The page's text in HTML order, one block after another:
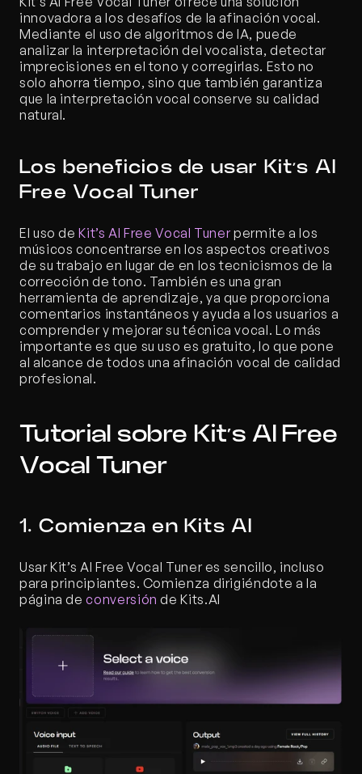
innovadora a los desafíos de la afinación vocal.
Mediante el uso de algoritmos de IA, puede
analizar la interpretación del vocalista, detectar
imprecisiones en el tono y corregirlas. Esto no
solo ahorra tiempo, sino que también garantiza
que la interpretación vocal conserve su calidad
natural.
Los beneficios de usar Kit’s AI
Free Vocal Tuner
El uso de Kit’s AI Free Vocal Tuner permite a los
músicos concentrarse en los aspectos creativos
de su trabajo en lugar de en los tecnicismos de la
corrección de tono. También es una gran
herramienta de aprendizaje, ya que proporciona
comentarios instantáneos y ayuda a los usuarios a
comprender y mejorar su técnica vocal. Lo más
importante es que su uso es gratuito, lo que pone
al alcance de todos una afinación vocal de calidad
profesional.
Tutorial sobre Kit’s AI Free
Vocal Tuner
1. Comienza en Kits AI
Usar Kit’s AI Free Vocal Tuner es sencillo, incluso
para principiantes. Comienza dirigiéndote a la
página de conversión de Kits.AI